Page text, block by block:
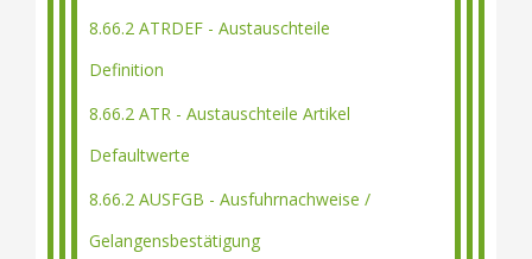
8.66.2 ATRDEF - Austauschteile
Definition
8.66.2 ATR - Austauschteile Artikel
Defaultwerte
8.66.2 AUSFGB - Ausfuhrnachweise /
Gelangensbestätigung